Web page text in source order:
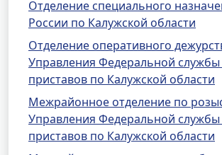
Отделение специального
России по Калужской области
Отделение оперативного
Управления Федеральной службы
приставов по Калужской области
Межрайонное отделение по
Управления Федеральной службы
приставов по Калужской области